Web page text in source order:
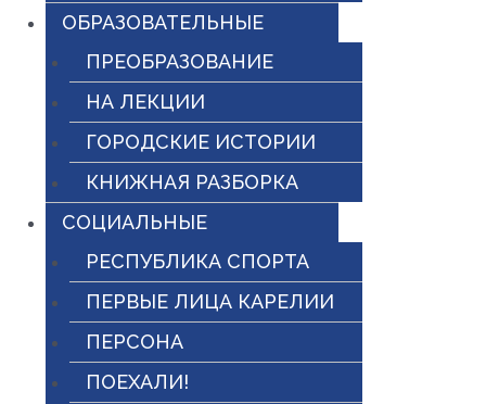
ОБРАЗОВАТЕЛЬНЫЕ
ПРЕОБРАЗОВАНИЕ
НА ЛЕКЦИИ
ГОРОДСКИЕ ИСТОРИИ
КНИЖНАЯ РАЗБОРКА
СОЦИАЛЬНЫЕ
РЕСПУБЛИКА СПОРТА
ПЕРВЫЕ ЛИЦА КАРЕЛИИ
ПЕРСОНА
ПОЕХАЛИ!